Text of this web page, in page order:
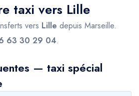
taxi vers Lille
vers Lille depuis Marseille.
63 30 29 04.
— taxi spécial